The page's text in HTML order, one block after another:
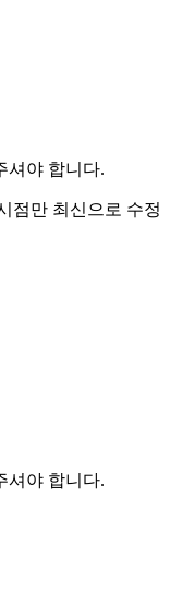
셔야 합니다.
점만 최신으로 수정
셔야 합니다.